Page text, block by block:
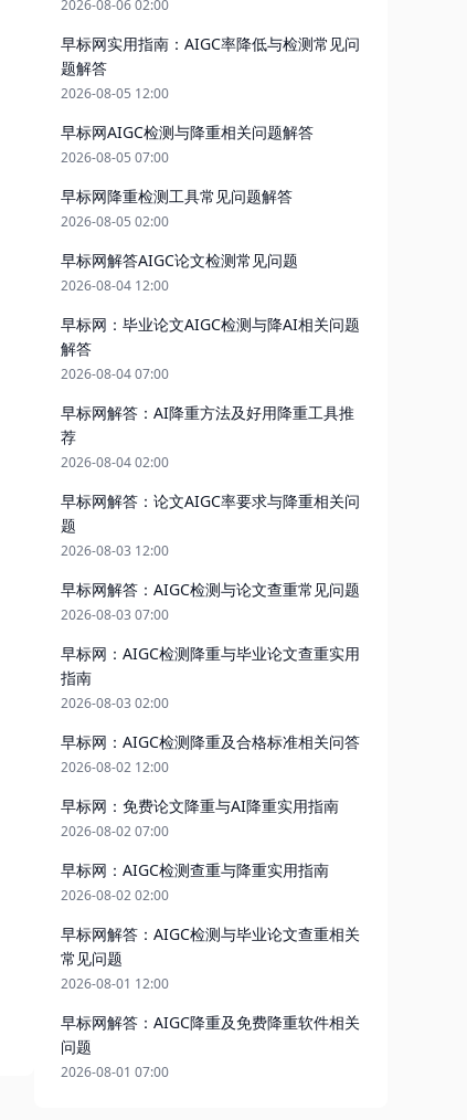
2026-08-06 02:00
早标网实用指南：AIGC率降低与检测常见问
题解答
2026-08-05 12:00
早标网AIGC检测与降重相关问题解答
2026-08-05 07:00
早标网降重检测工具常见问题解答
2026-08-05 02:00
早标网解答AIGC论文检测常见问题
2026-08-04 12:00
早标网：毕业论文AIGC检测与降AI相关问题
解答
2026-08-04 07:00
早标网解答：AI降重方法及好用降重工具推
荐
2026-08-04 02:00
早标网解答：论文AIGC率要求与降重相关问
题
2026-08-03 12:00
早标网解答：AIGC检测与论文查重常见问题
2026-08-03 07:00
早标网：AIGC检测降重与毕业论文查重实用
指南
2026-08-03 02:00
早标网：AIGC检测降重及合格标准相关问答
2026-08-02 12:00
早标网：免费论文降重与AI降重实用指南
2026-08-02 07:00
早标网：AIGC检测查重与降重实用指南
2026-08-02 02:00
早标网解答：AIGC检测与毕业论文查重相关
常见问题
2026-08-01 12:00
早标网解答：AIGC降重及免费降重软件相关
问题
2026-08-01 07:00